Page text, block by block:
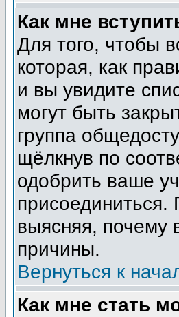
Как мне
Для того, чтобы
которая, как
и вы увидите
могут быть
группа
щёлкнув по
одобрить ваше
выясняя, почему
причины.
Вернуться к
Как мне стать